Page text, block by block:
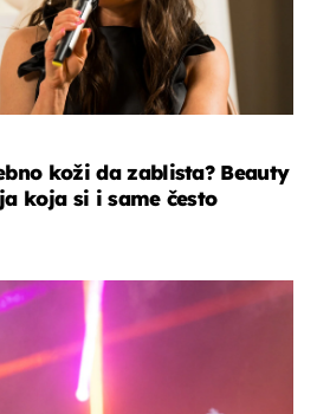
koži da zablista? Beauty
koja si i same često